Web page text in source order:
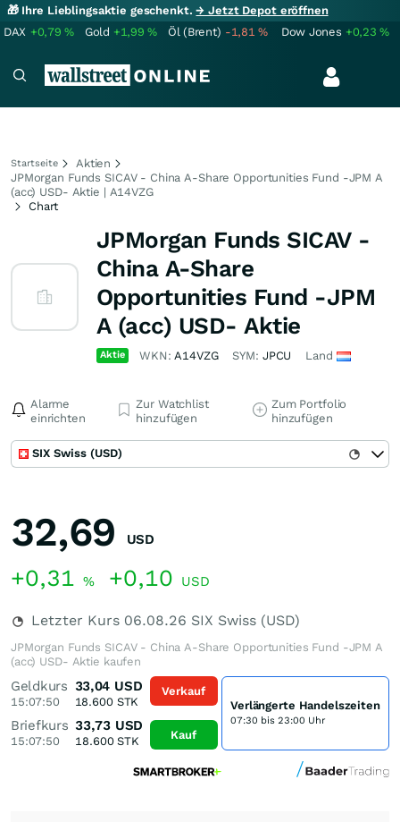
🎁 Ihre Lieblingsaktie geschenkt.→ Jetzt Depot eröffnen
DAX +0,79% Gold +1,99% Öl (Brent) -1,81% Dow Jones +0,23%
Startseite
Aktien
JPMorgan Funds SICAV - China A-Share Opportunities Fund -JPM A
(acc) USD- Aktie | A14VZG
Chart
JPMorgan Funds SICAV -
China A-Share
Opportunities Fund -JPM
A (acc) USD- Aktie
Aktie WKN:A14VZG SYM: JPCU Land
Alarme
einrichten
Zur Watchlist
hinzufügen
Zum Portfolio
hinzufügen
SIX Swiss (USD)
32,69 USD
+0,31 % +0,10 USD
Letzter Kurs 06.08.26 SIX Swiss (USD)
JPMorgan Funds SICAV - China A-Share Opportunities Fund -JPM A
(acc) USD- Aktie kaufen
Geldkurs
15:07:50
33,04 USD
18.600STK
Briefkurs
15:07:50
33,73 USD
18.600STK
Verkauf
Kauf
Verlängerte Handelszeiten
07:30 bis 23:00 Uhr